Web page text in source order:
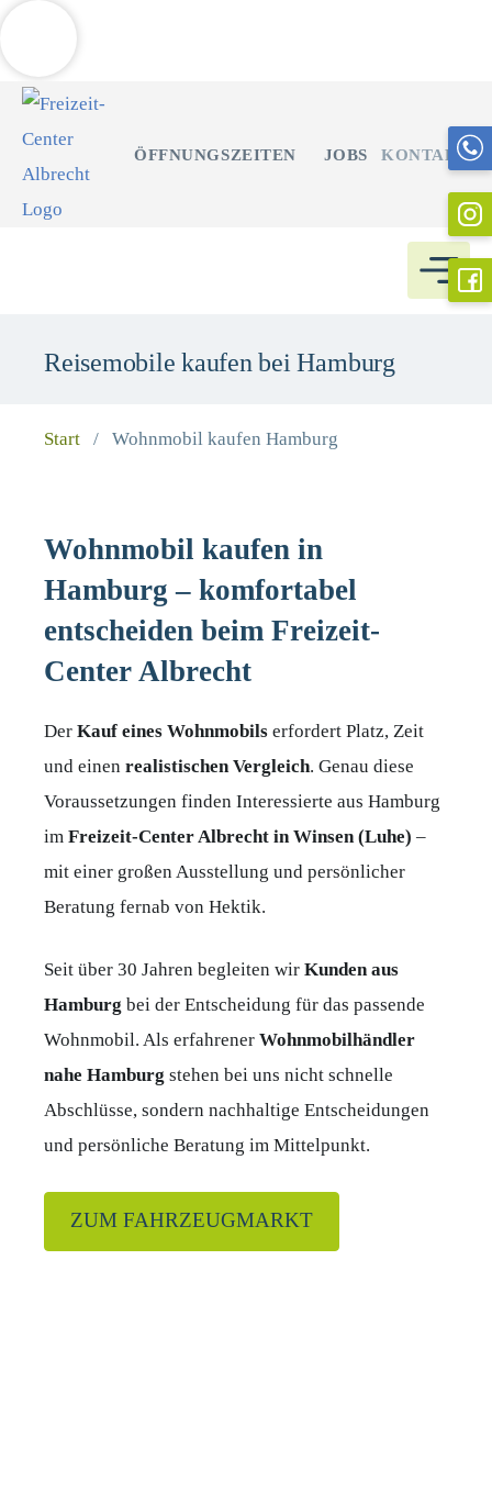
Zum
Inhalt
springen
ÖFFNUNGSZEITEN JOBS KONTAKT
Reisemobile kaufen bei Hamburg
Start / Wohnmobil kaufen Hamburg
Wohnmobil kaufen in
Hamburg – komfortabel
entscheiden beim Freizeit-
Center Albrecht
Der Kauf eines Wohnmobils erfordert Platz, Zeit
und einen realistischen Vergleich. Genau diese
Voraussetzungen finden Interessierte aus Hamburg
im Freizeit-Center Albrecht in Winsen (Luhe) –
mit einer großen Ausstellung und persönlicher
Beratung fernab von Hektik.
Seit über 30 Jahren begleiten wir Kunden aus
Hamburg bei der Entscheidung für das passende
Wohnmobil. Als erfahrener Wohnmobilhändler
nahe Hamburg stehen bei uns nicht schnelle
Abschlüsse, sondern nachhaltige Entscheidungen
und persönliche Beratung im Mittelpunkt.
ZUM FAHRZEUGMARKT